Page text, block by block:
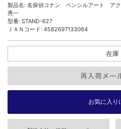
製品名: 名探偵コナン ペンシルアート ア
秀一
型番: STAND-627
ＪＡＮコード: 4582697133064
在庫